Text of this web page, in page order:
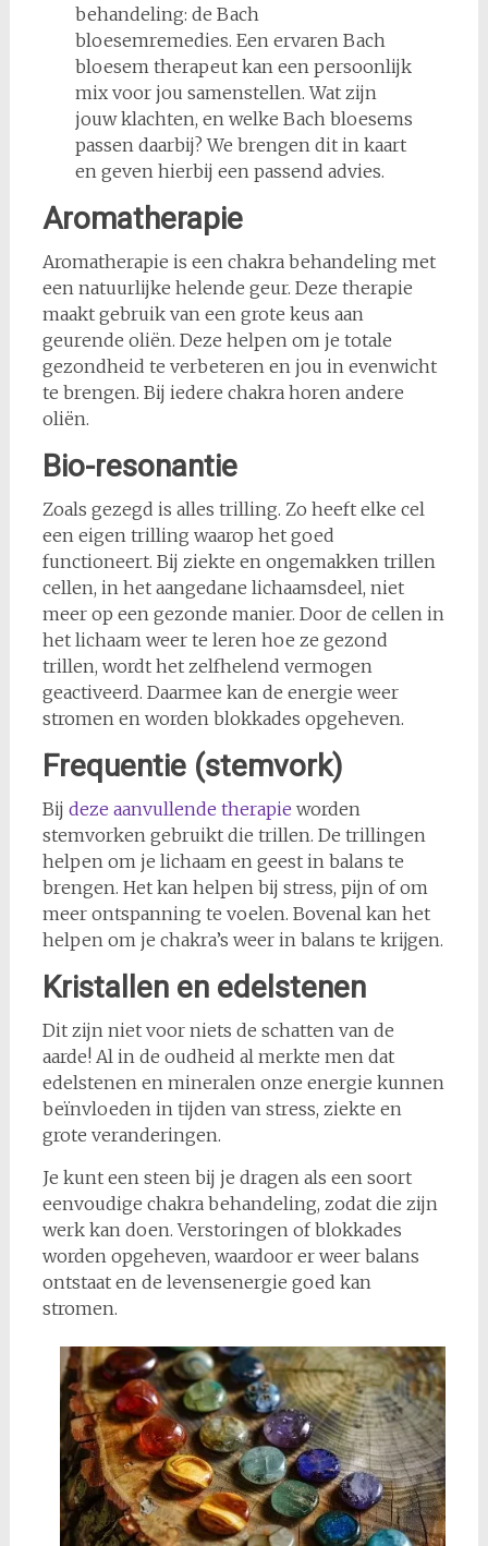
behandeling: de Bach
bloesemremedies. Een ervaren Bach
bloesem therapeut kan een persoonlijk
mix voor jou samenstellen. Wat zijn
jouw klachten, en welke Bach bloesems
passen daarbij? We brengen dit in kaart
en geven hierbij een passend advies.
Aromatherapie
Aromatherapie is een chakra behandeling met
een natuurlijke helende geur. Deze therapie
maakt gebruik van een grote keus aan
geurende oliën. Deze helpen om je totale
gezondheid te verbeteren en jou in evenwicht
te brengen. Bij iedere chakra horen andere
oliën.
Bio-resonantie
Zoals gezegd is alles trilling. Zo heeft elke cel
een eigen trilling waarop het goed
functioneert. Bij ziekte en ongemakken trillen
cellen, in het aangedane lichaamsdeel, niet
meer op een gezonde manier. Door de cellen in
het lichaam weer te leren hoe ze gezond
trillen, wordt het zelfhelend vermogen
geactiveerd. Daarmee kan de energie weer
stromen en worden blokkades opgeheven.
Frequentie (stemvork)
Bij deze aanvullende therapie worden
stemvorken gebruikt die trillen. De trillingen
helpen om je lichaam en geest in balans te
brengen. Het kan helpen bij stress, pijn of om
meer ontspanning te voelen. Bovenal kan het
helpen om je chakra’s weer in balans te krijgen.
Kristallen en edelstenen
Dit zijn niet voor niets de schatten van de
aarde! Al in de oudheid al merkte men dat
edelstenen en mineralen onze energie kunnen
beïnvloeden in tijden van stress, ziekte en
grote veranderingen.
Je kunt een steen bij je dragen als een soort
eenvoudige chakra behandeling, zodat die zijn
werk kan doen. Verstoringen of blokkades
worden opgeheven, waardoor er weer balans
ontstaat en de levensenergie goed kan
stromen.